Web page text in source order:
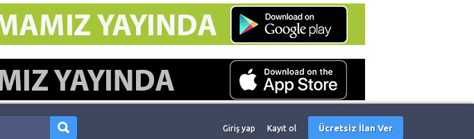
Giriş yap Kayıt ol Ücretsiz İlan Ver